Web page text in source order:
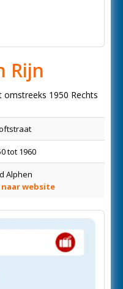
Rijn
1950 Rechts
tot 1960
Alphen
naar website